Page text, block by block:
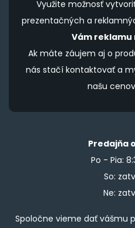
Využite možnosť
prezentačných a
Vám
Ak máte záujem aj o
nás stačí kontaktovať a
našu
Predajňa
Po - Pia:
So:
Ne:
Spoločne vieme dať vášmu